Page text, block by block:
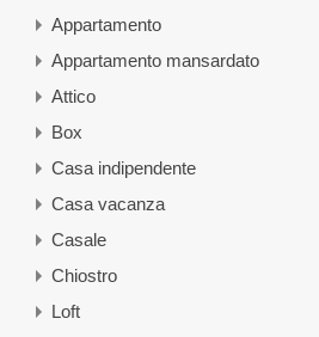
Appartamento
Appartamento mansardato
Attico
Box
Casa indipendente
Casa vacanza
Casale
Chiostro
Loft